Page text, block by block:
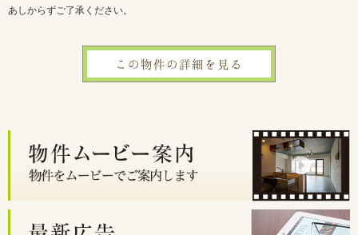
あしからずご了承ください。
この物件の詳細を見る